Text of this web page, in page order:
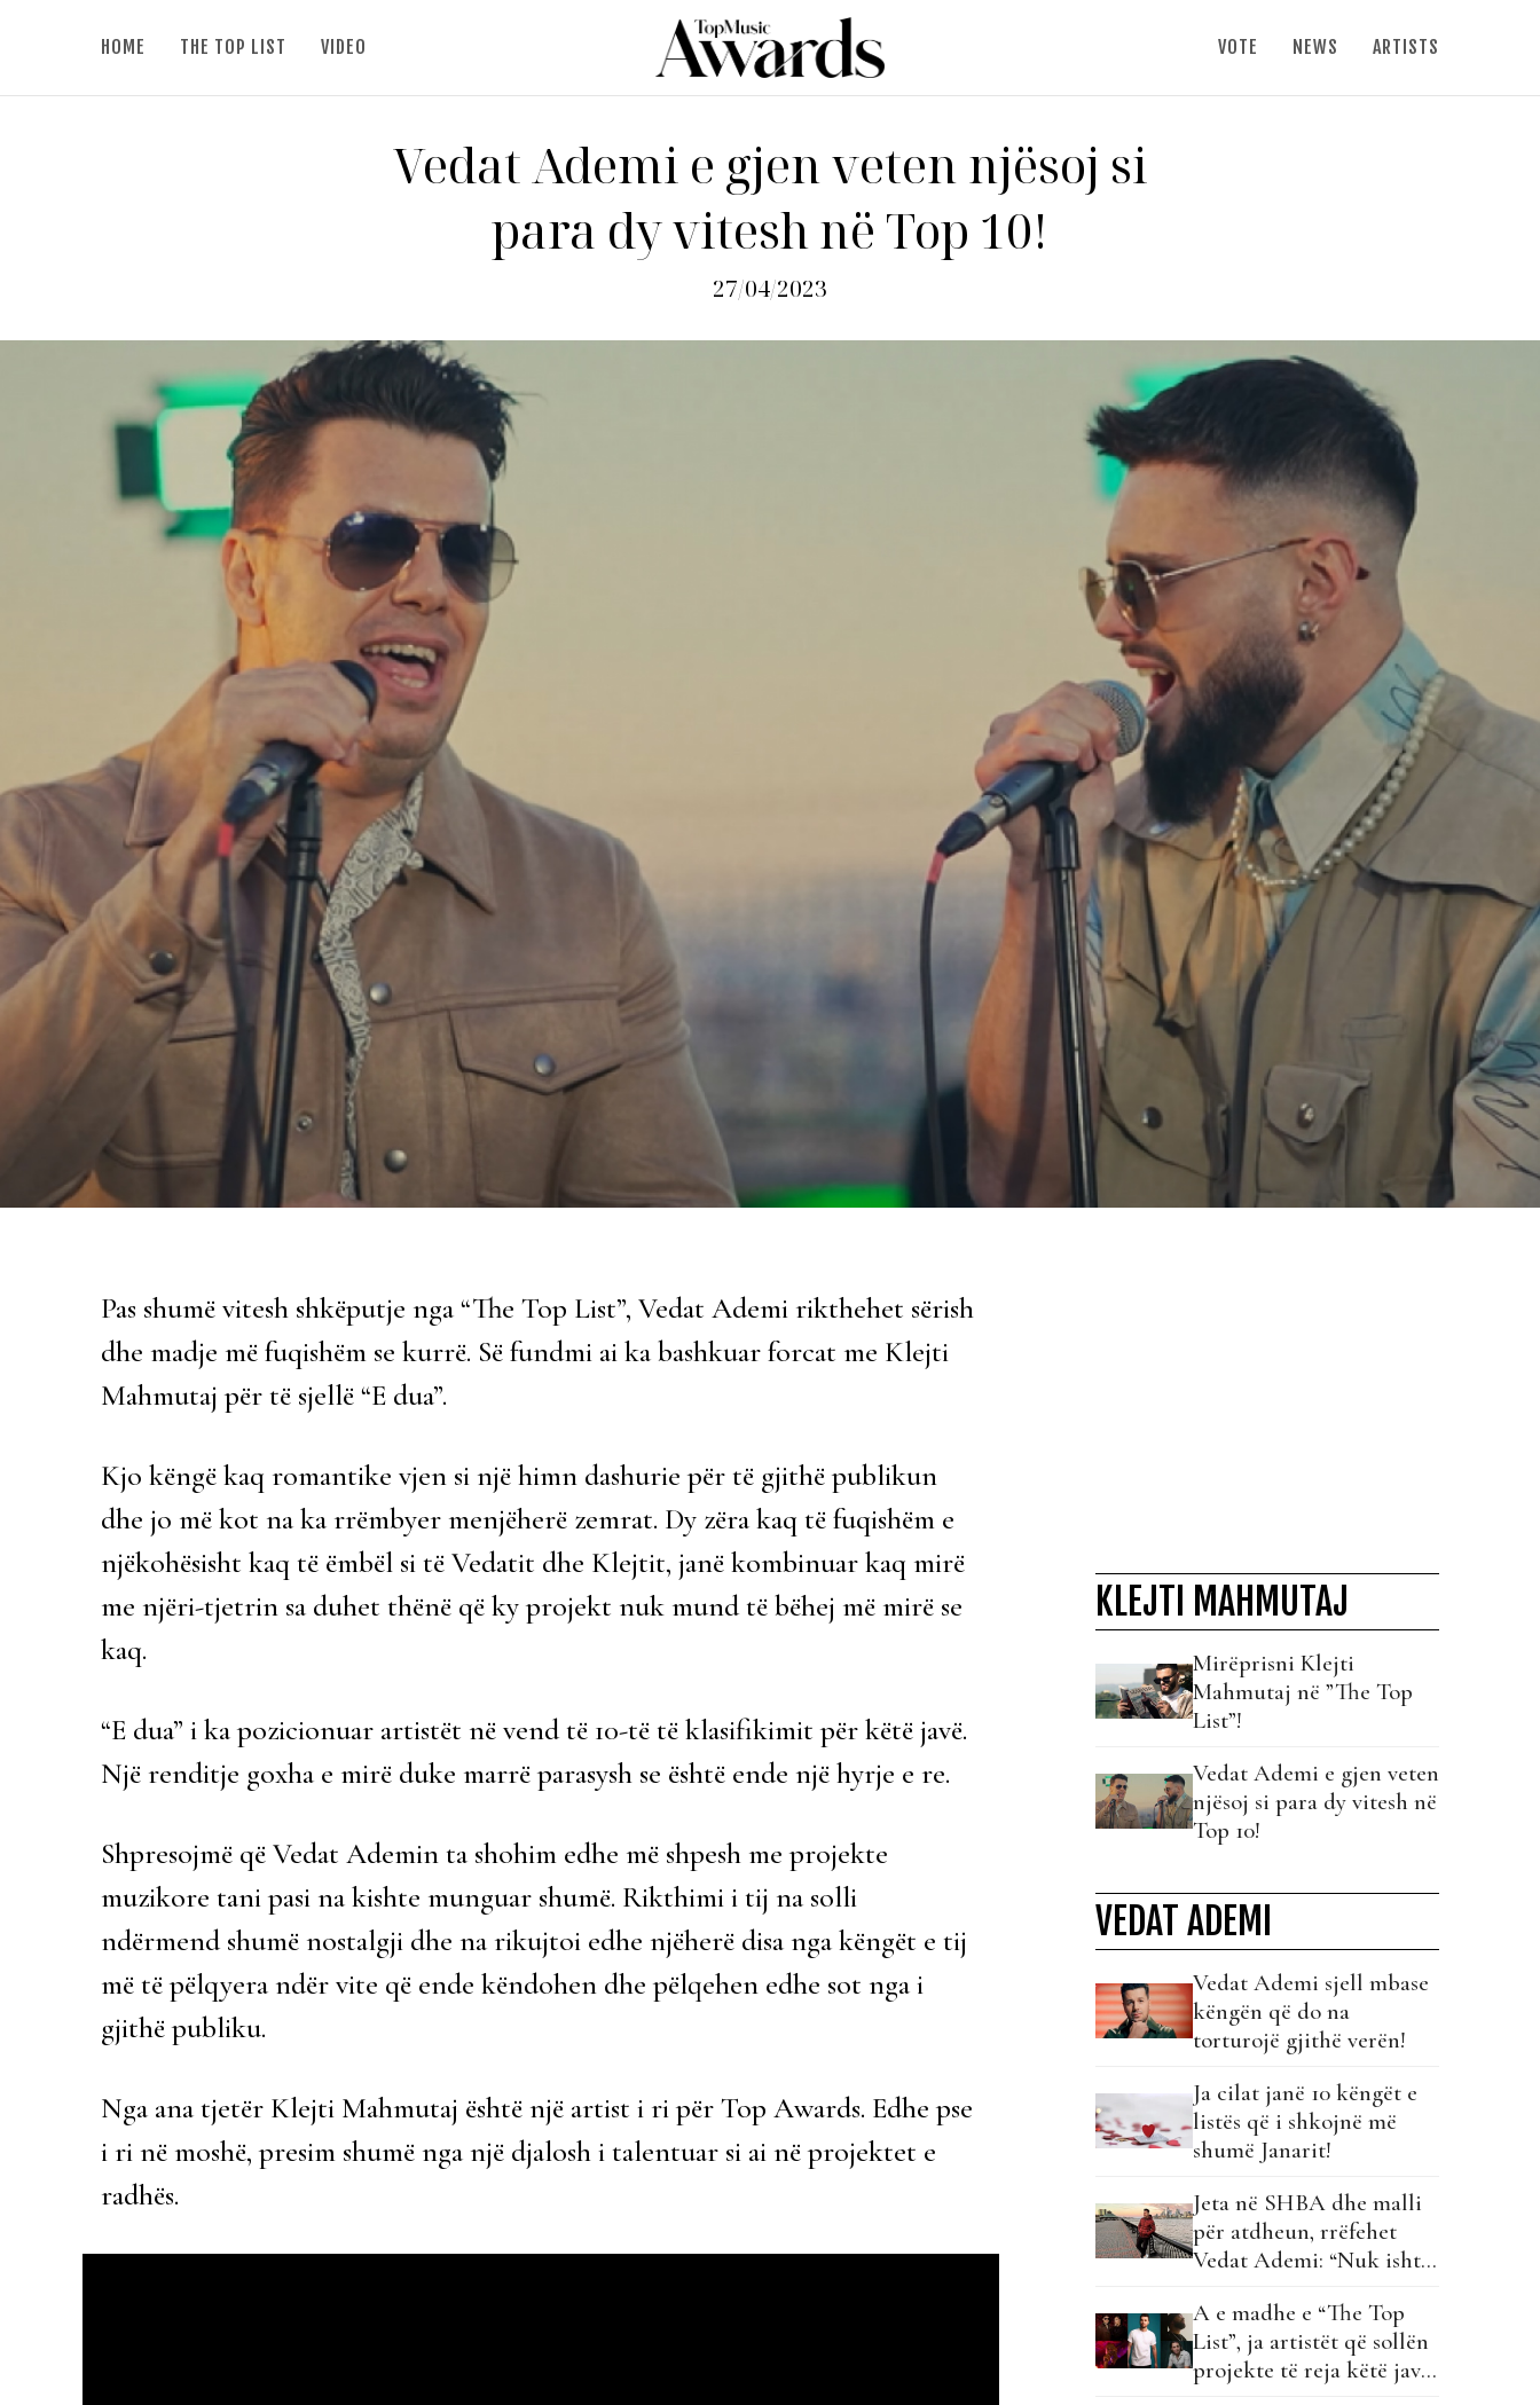
HOME THE TOP LIST VIDEO VOTE NEWS ARTISTS
Vedat Ademi e gjen veten njësoj si
para dy vitesh në Top 10!
27/04/2023
Pas shumë vitesh shkëputje nga “The Top List”, Vedat Ademi rikthehet sërish
dhe madje më fuqishëm se kurrë. Së fundmi ai ka bashkuar forcat me Klejti
Mahmutaj për të sjellë “E dua”.
Kjo këngë kaq romantike vjen si një himn dashurie për të gjithë publikun
dhe jo më kot na ka rrëmbyer menjëherë zemrat. Dy zëra kaq të fuqishëm e
njëkohësisht kaq të ëmbël si të Vedatit dhe Klejtit, janë kombinuar kaq mirë
me njëri-tjetrin sa duhet thënë që ky projekt nuk mund të bëhej më mirë se
kaq.
“E dua” i ka pozicionuar artistët në vend të 10-të të klasifikimit për këtë javë.
Një renditje goxha e mirë duke marrë parasysh se është ende një hyrje e re.
Shpresojmë që Vedat Ademin ta shohim edhe më shpesh me projekte
muzikore tani pasi na kishte munguar shumë. Rikthimi i tij na solli
ndërmend shumë nostalgji dhe na rikujtoi edhe njëherë disa nga këngët e tij
më të pëlqyera ndër vite që ende këndohen dhe pëlqehen edhe sot nga i
gjithë publiku.
Nga ana tjetër Klejti Mahmutaj është një artist i ri për Top Awards. Edhe pse
i ri në moshë, presim shumë nga një djalosh i talentuar si ai në projektet e
radhës.
KLEJTI MAHMUTAJ
Mirëprisni Klejti
Mahmutaj në ”The Top
List”!
Vedat Ademi e gjen veten
njësoj si para dy vitesh në
Top 10!
VEDAT ADEMI
Vedat Ademi sjell mbase
këngën që do na
torturojë gjithë verën!
Ja cilat janë 10 këngët e
listës që i shkojnë më
shumë Janarit!
Jeta në SHBA dhe malli
për atdheun, rrëfehet
Vedat Ademi: “Nuk ishte
A e madhe e “The Top
List”, ja artistët që sollën
projekte të reja këtë javë